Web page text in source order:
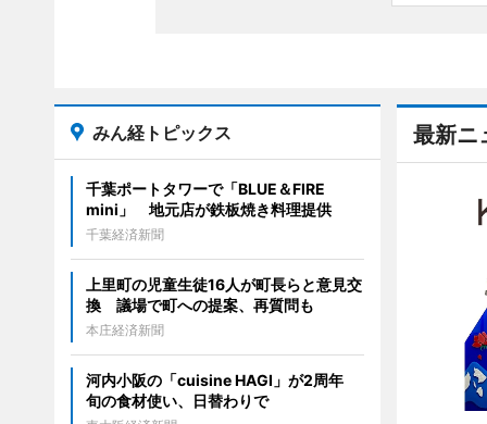
最新ニ
みん経トピックス
千葉ポートタワーで「BLUE＆FIRE
mini」 地元店が鉄板焼き料理提供
千葉経済新聞
上里町の児童生徒16人が町長らと意見交
換 議場で町への提案、再質問も
本庄経済新聞
河内小阪の「cuisine HAGI」が2周年
旬の食材使い、日替わりで